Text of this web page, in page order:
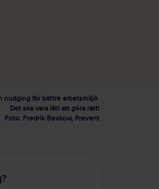
nudging för bättre arbetsmiljö.
Det ska vara lätt att göra rätt!
Foto: Fredrik Beskow, Prevent